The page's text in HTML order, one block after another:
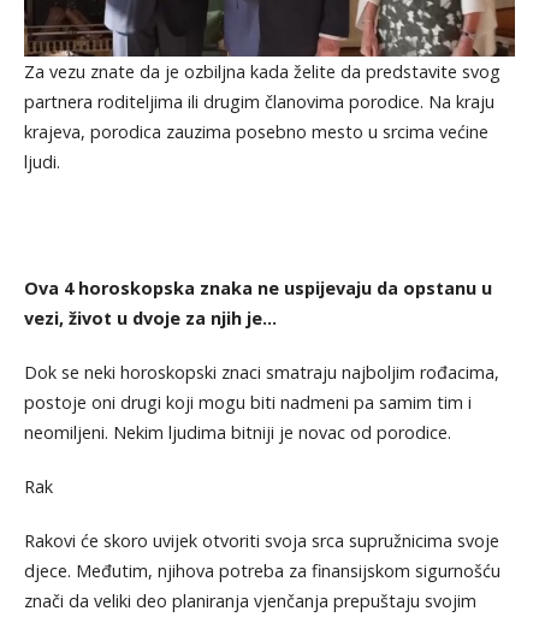
Za vezu znate da je ozbiljna kada želite da predstavite svog
partnera roditeljima ili drugim članovima porodice. Na kraju
krajeva, porodica zauzima posebno mesto u srcima većine
ljudi.
Ova 4 horoskopska znaka ne uspijevaju da opstanu u
vezi, život u dvoje za njih je…
Dok se neki horoskopski znaci smatraju najboljim rođacima,
postoje oni drugi koji mogu biti nadmeni pa samim tim i
neomiljeni. Nekim ljudima bitniji je novac od porodice.
Rak
Rakovi će skoro uvijek otvoriti svoja srca supružnicima svoje
djece. Međutim, njihova potreba za finansijskom sigurnošću
znači da veliki deo planiranja vjenčanja prepuštaju svojim